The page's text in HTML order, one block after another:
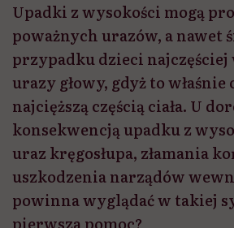
Upadki z wysokości mogą
poważnych urazów, a nawet
przypadku dzieci
urazy głowy, gdyż to właśnie
najcięższą częścią ciała. U
konsekwencją upadku z
uraz kręgosłupa, złamania
uszkodzenia narządów
powinna wyglądać w takiej